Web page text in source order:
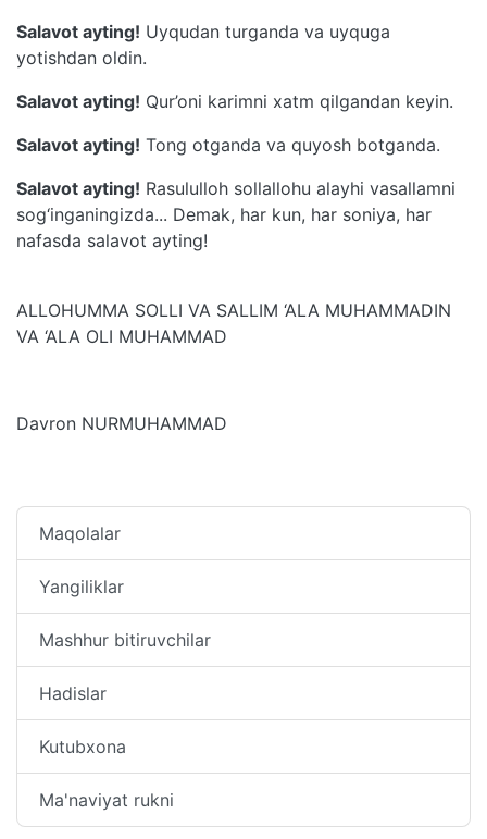
Salavot ayting! Uyqudan turganda va uyquga
yotishdan oldin.
Salavot ayting! Qur’oni karimni xatm qilgandan keyin.
Salavot ayting! Tong otganda va quyosh botganda.
Salavot ayting! Rasululloh sollallohu alayhi vasallamni
sog‘inganingizda... Demak, har kun, har soniya, har
nafasda salavot ayting!
ALLOHUMMA SOLLI VA SALLIM ‘ALA MUHAMMADIN
VA ‘ALA OLI MUHAMMAD
Davron NURMUHAMMAD
Maqolalar
Yangiliklar
Mashhur bitiruvchilar
Hadislar
Kutubxona
Ma'naviyat rukni